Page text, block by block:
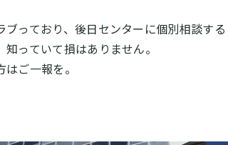
っており、後日センターに個別相談する
っていて損はありません。
ご一報を。